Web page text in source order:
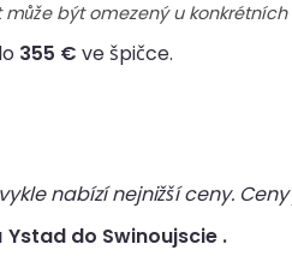
být omezený u
355 € ve špičce.
nabízí nejnižší ceny.
do Swinoujscie .